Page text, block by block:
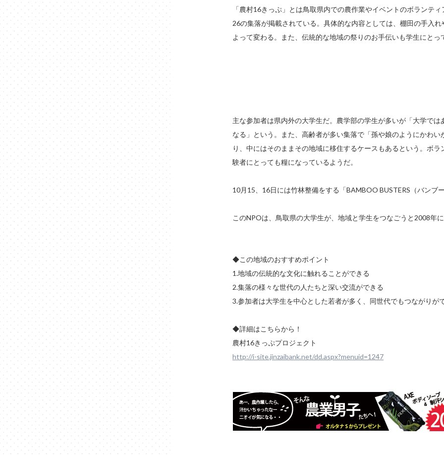
「農村16きっぷ」とは鳥取県内での農作業やイベントのボランテ
26の集落が掲載されている。具体的な内容としては、棚田の手入
よって変わる。また、伝統的な地域の祭りのお手伝いも学生にと
主な参加者は県内外の大学生だ。農学部の学生が多いが「大学で
なる」という。また、高齢者が多い集落で「孫や娘のようにかわ
り、中にはそのままその地域に移住するケースもあるという。ボ
験者にとっても糧になっているようだ。
10月15、16日には竹林整備をする「BAMBOO BUSTERS（バンブ
このNPOは、鳥取県の大学生が、地域と学生をつなごうと2008
◆この地域のおすすめポイント
1.地域の伝統的な文化に触れることができる
2.集落の様々な世代の人たちと深い交流ができる
3.参加者は大学生を中心とした若者が多く、同世代でもつながりが
◆詳細はこちらから！
農村16きっぷプロジェクト
http://i-site.jinzaibank.net/dd.aspx?menuid=1247